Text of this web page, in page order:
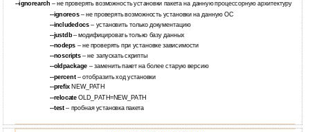
--ignorearch – не проверять возможность установки пакета на данную процессорную архитектуру
--ignoreos – не проверять возможность установки на данную ОС
--includedocs – установить только документацию
--justdb – модифицировать только базу данных
--nodeps – не проверять при установке зависимости
--noscripts – не запускать скрипты
--oldpackage – заменить пакет на более старую версию
--percent – отобразить ход установки
--prefix NEW_PATH
--relocate OLD_PATH=NEW_PATH
--test – пробная установка пакета